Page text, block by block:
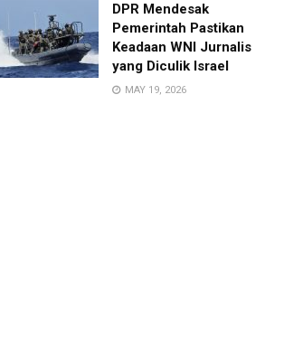
DPR Mendesak
Pemerintah Pastikan
Keadaan WNI Jurnalis
yang Diculik Israel
MAY 19, 2026